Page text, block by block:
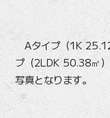
Aタイプ（1K
プ（2LDK 50.38㎡
写真となります。